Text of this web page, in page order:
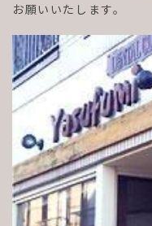
お願いいたします。